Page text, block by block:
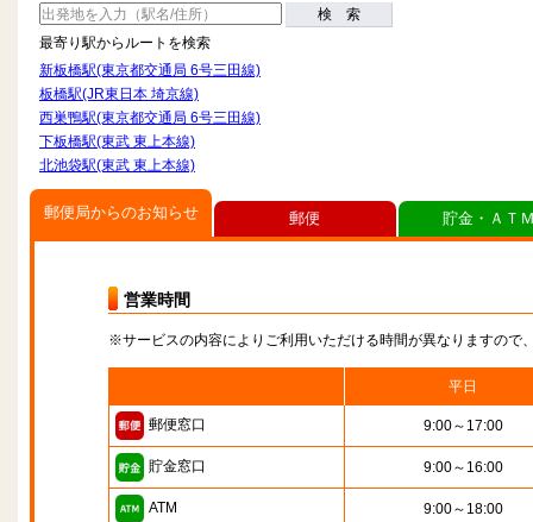
検 索
最寄り駅からルートを検索
新板橋駅(東京都交通局 6号三田線)
板橋駅(JR東日本 埼京線)
西巣鴨駅(東京都交通局 6号三田線)
下板橋駅(東武 東上本線)
北池袋駅(東武 東上本線)
郵便局からのお知らせ
営業時間
※サービスの内容によりご利用いただける時間が異なりますので
平日
郵便窓口 9:00～17:00
貯金窓口 9:00～16:00
ATM 9:00～18:00
郵便 貯金・ＡＴ